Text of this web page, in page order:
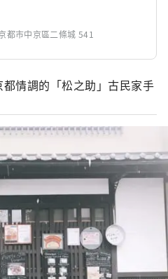
都市中京區二條城 541
都情調的「松之助」古民家手